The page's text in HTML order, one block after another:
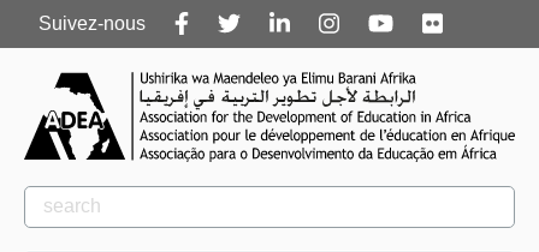
Follow
us
Suivez-nous
Rechercher
Rechercher